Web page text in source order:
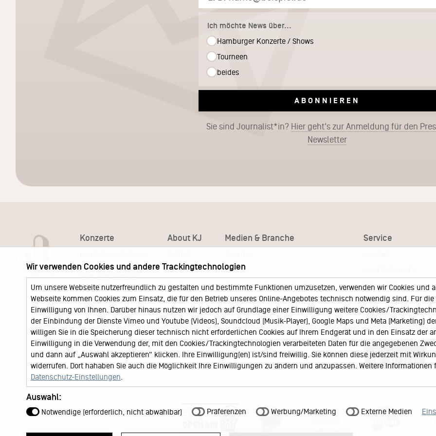
Ich möchte News über...
Hamburger Konzerte / Shows
Tourneen
beides
ABONNIEREN
Sie sind Journalist*in? Hier geht's zur Anmeldung für den
Newsletter
Konzerte
KJ Ticketshop
Unser neuer Ticketshop
News
Locations
About KJ
KJ60
Team
Keychange
Jobs
Medien & Branche
Presse
Pressematerial – Festivals
Akkreditierungsformular – Festivals
Service
FAQ / Hilfe
Ticketshop Hamburg
Gutscheine
Callback-Service
Ticketservice
040 - 413 22 60
Wir verwenden Cookies und andere Trackingtechnologien
Um unsere Webseite nutzerfreundlich zu gestalten und bestimmte Funktionen umzusetzen, verwenden wir Cookies und
Webseite kommen Cookies zum Einsatz, die für den Betrieb unseres Online-Angebotes technisch notwendig sind. Für
Einwilligung von Ihnen. Darüber hinaus nutzen wir jedoch auf Grundlage einer Einwilligung weitere Cookies/
der Einbindung der Dienste Vimeo und Youtube (Videos), Soundcloud (Musik-Player), Google Maps und Meta (Marketing)
willigen Sie in die Speicherung dieser technisch nicht erforderlichen Cookies auf Ihrem Endgerät und in den Einsatz der
Einwilligung in die Verwendung der, mit den Cookies/Trackingtechnologien verarbeiteten Daten für die angegebenen
und dann auf „Auswahl akzeptieren“ klicken. Ihre Einwilligung(en) ist/sind freiwillig. Sie können diese jederzeit mit
widerrufen. Dort hahaben Sie auch die Möglichkeit Ihre Einwilligungen zu ändern und anzupassen. Weitere
Datenschutz-Einstellungen
Auswahl:
Notwendige (erforderlich, nicht abwählbar) Präferenzen Werbung/Marketing Externe Medien